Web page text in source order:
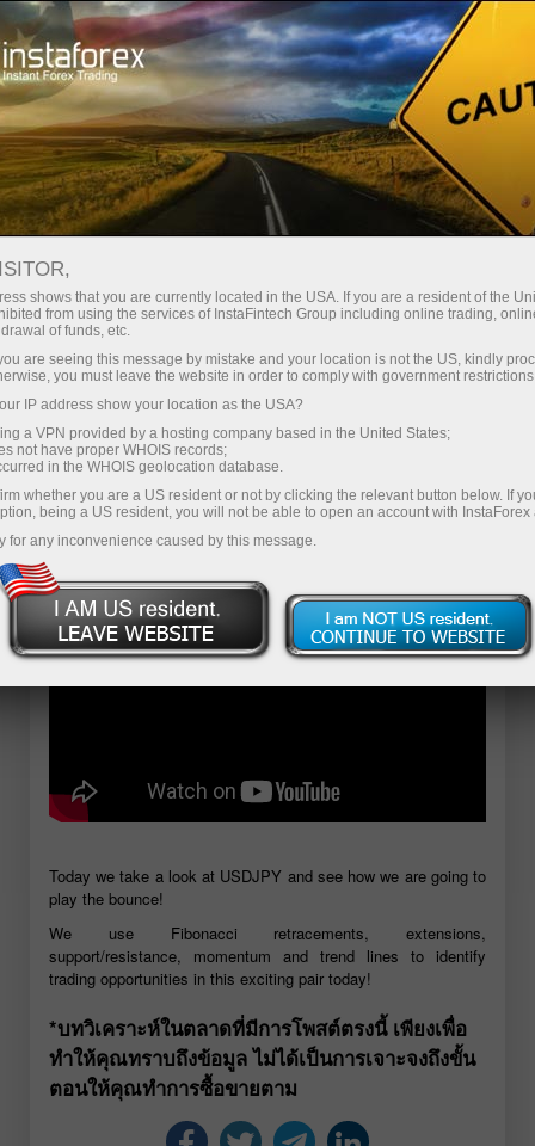
For Traders Analytical Reviews Technical analysis
27.04.2020: Forex Analysis &
Reviews: Instaforex Daily Analysis -
27th April 2020
เปิดบัญชีซื้อขาย
เปิดบัญชีเดโม่
Today we take a look at USDJPY and see how we are going to
play the bounce!
We use Fibonacci retracements, extensions,
support/resistance, momentum and trend lines to identify
trading opportunities in this exciting pair today!
*บทวิเคราะห์ในตลาดที่มีการโพสต์ตรงนี้ เพียงเพื่อ
ทำให้คุณทราบถึงข้อมูล ไม่ได้เป็นการเจาะจงถึงขั้น
ตอนให้คุณทำการซื้อขายตาม
shows that you are currently located in the USA. If you are a resident of the
from using the services of InstaFintech Group including online trading,
of funds, etc.
are seeing this message by mistake and your location is not the US, kindly
you must leave the website in order to comply with government
IP address show your location as the USA?
a VPN provided by a hosting company based in the United States;
not have proper WHOIS records;
in the WHOIS geolocation database.
whether you are a US resident or not by clicking the relevant button below. If
being a US resident, you will not be able to open an account with InstaForex
for any inconvenience caused by this message.